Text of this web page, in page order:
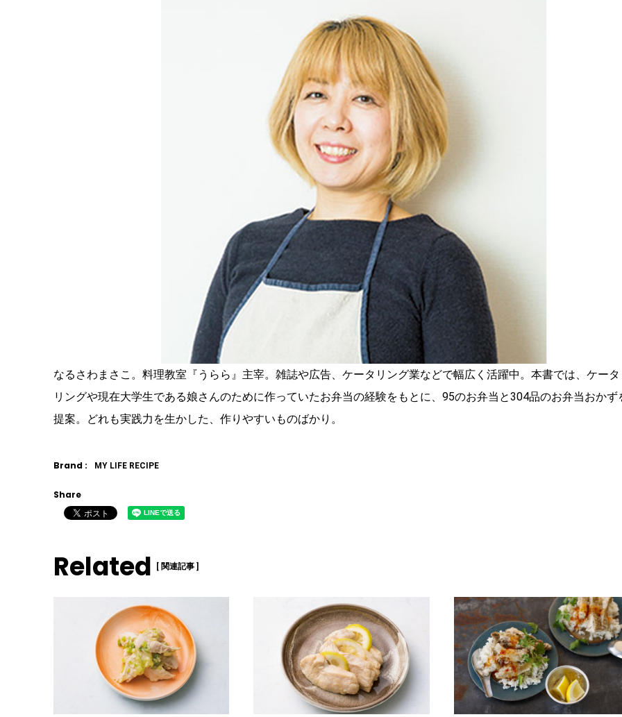
なるさわまさこ。料理教室『うらら』主宰。雑誌や広告、ケータリング業などで幅広く活躍中。本書では、ケータ
リングや現在大学生である娘さんのために作っていたお弁当の経験をもとに、95のお弁当と304品のお弁当おかず
提案。どれも実践力を生かした、作りやすいものばかり。
Brand : MY LIFE RECIPE
Share
Related [ 関連記事 ]